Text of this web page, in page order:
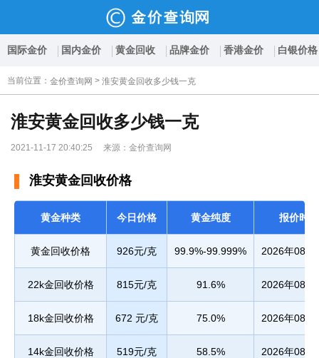
国际金价 国内金价 黄金回收 品牌金价 香港金价 白银价格
当前位置 ： 金价查询网 > 淮安黄金回收多少钱一克
淮安黄金回收多少钱一克
2021-11-17 20:40:25 来源：金价查询网
淮安黄金回收价格
黄金种类 今日价格 黄金纯度 报价时间
黄金回收价格 926元/克 99.9%-99.999% 2026年08月
22k金回收价格 815元/克 91.6% 2026年08月
18k金回收价格 672 元/克 75.0% 2026年08月
14k金回收价格 519元/克 58.5% 2026年08月